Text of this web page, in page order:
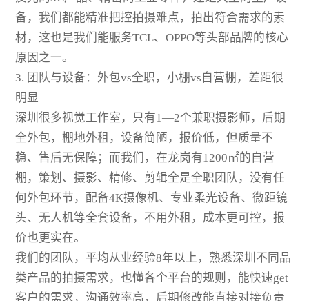
备，我们都能精准把控拍摄难点，拍出符合需求的素
材，这也是我们能服务TCL、OPPO等头部品牌的核心
原因之一。
3. 团队与设备：外包vs全职，小棚vs自营棚，差距很
明显
深圳很多视觉工作室，只有1—2个兼职摄影师，后期
全外包，棚地外租，设备简陋，报价低，但质量不
稳、售后无保障；而我们，在龙岗有1200㎡的自营
棚，策划、摄影、精修、剪辑全是全职团队，没有任
何外包环节，配备4K摄像机、专业柔光设备、微距镜
头、无人机等全套设备，不用外租，成本更可控，报
价也更实在。
我们的团队，平均从业经验8年以上，熟悉深圳不同品
类产品的拍摄需求，也懂各个平台的规则，能快速get
客户的需求，沟通效率高，后期修改能直接对接负责